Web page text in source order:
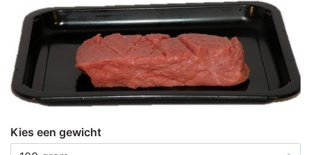
Kies een gewicht